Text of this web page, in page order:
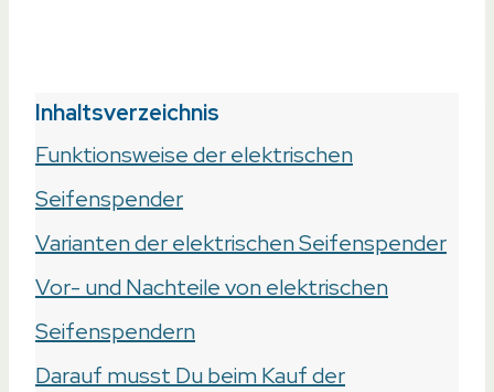
Inhaltsverzeichnis
Funktionsweise der elektrischen
Seifenspender
Varianten der elektrischen Seifenspender
Vor- und Nachteile von elektrischen
Seifenspendern
Darauf musst Du beim Kauf der